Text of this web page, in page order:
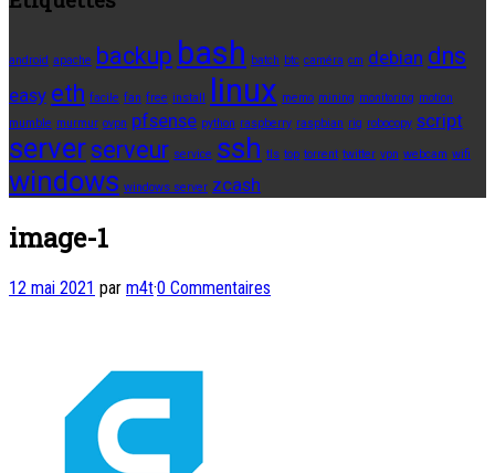
android apache backup bash batch btc caméra cm debian dns
easy eth facile fan free install linux memo mining monitoring motion
mumble murmur ovpn pfsense python raspberry raspbian rig robocopy script
server serveur service ssh tls top torrent twitter vpn webcam wifi
windows windows server zcash
image-1
12 mai 2021 par m4t·0 Commentaires